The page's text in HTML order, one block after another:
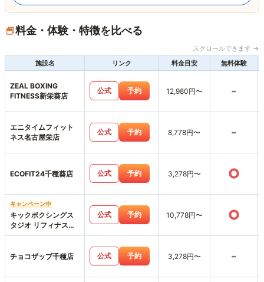
料金・体験・特徴を比べる
スクロールできます →
施設名
リンク 料金目安 無料体験
ZEAL BOXING
FITNESS新栄葵店
公式 予約 12,980円〜 -
エニタイムフィット
ネス名古屋栄店
公式 予約 8,778円〜 -
ECOFIT24千種葵店 公式 予約 3,278円〜 ○
キャンペーン中
キックボクシングス
タジオ リフィナス名
古屋栄店
公式 予約 10,778円〜 ○
チョコザップ千種店 公式 予約 3,278円〜 -